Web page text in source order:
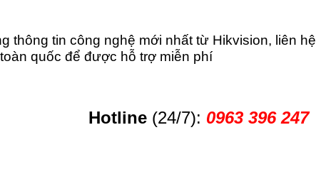
thông tin công nghệ mới nhất từ Hikvision, liên hệ
toàn quốc để được hỗ trợ miễn phí
Hotline (24/7): 0963 396 247